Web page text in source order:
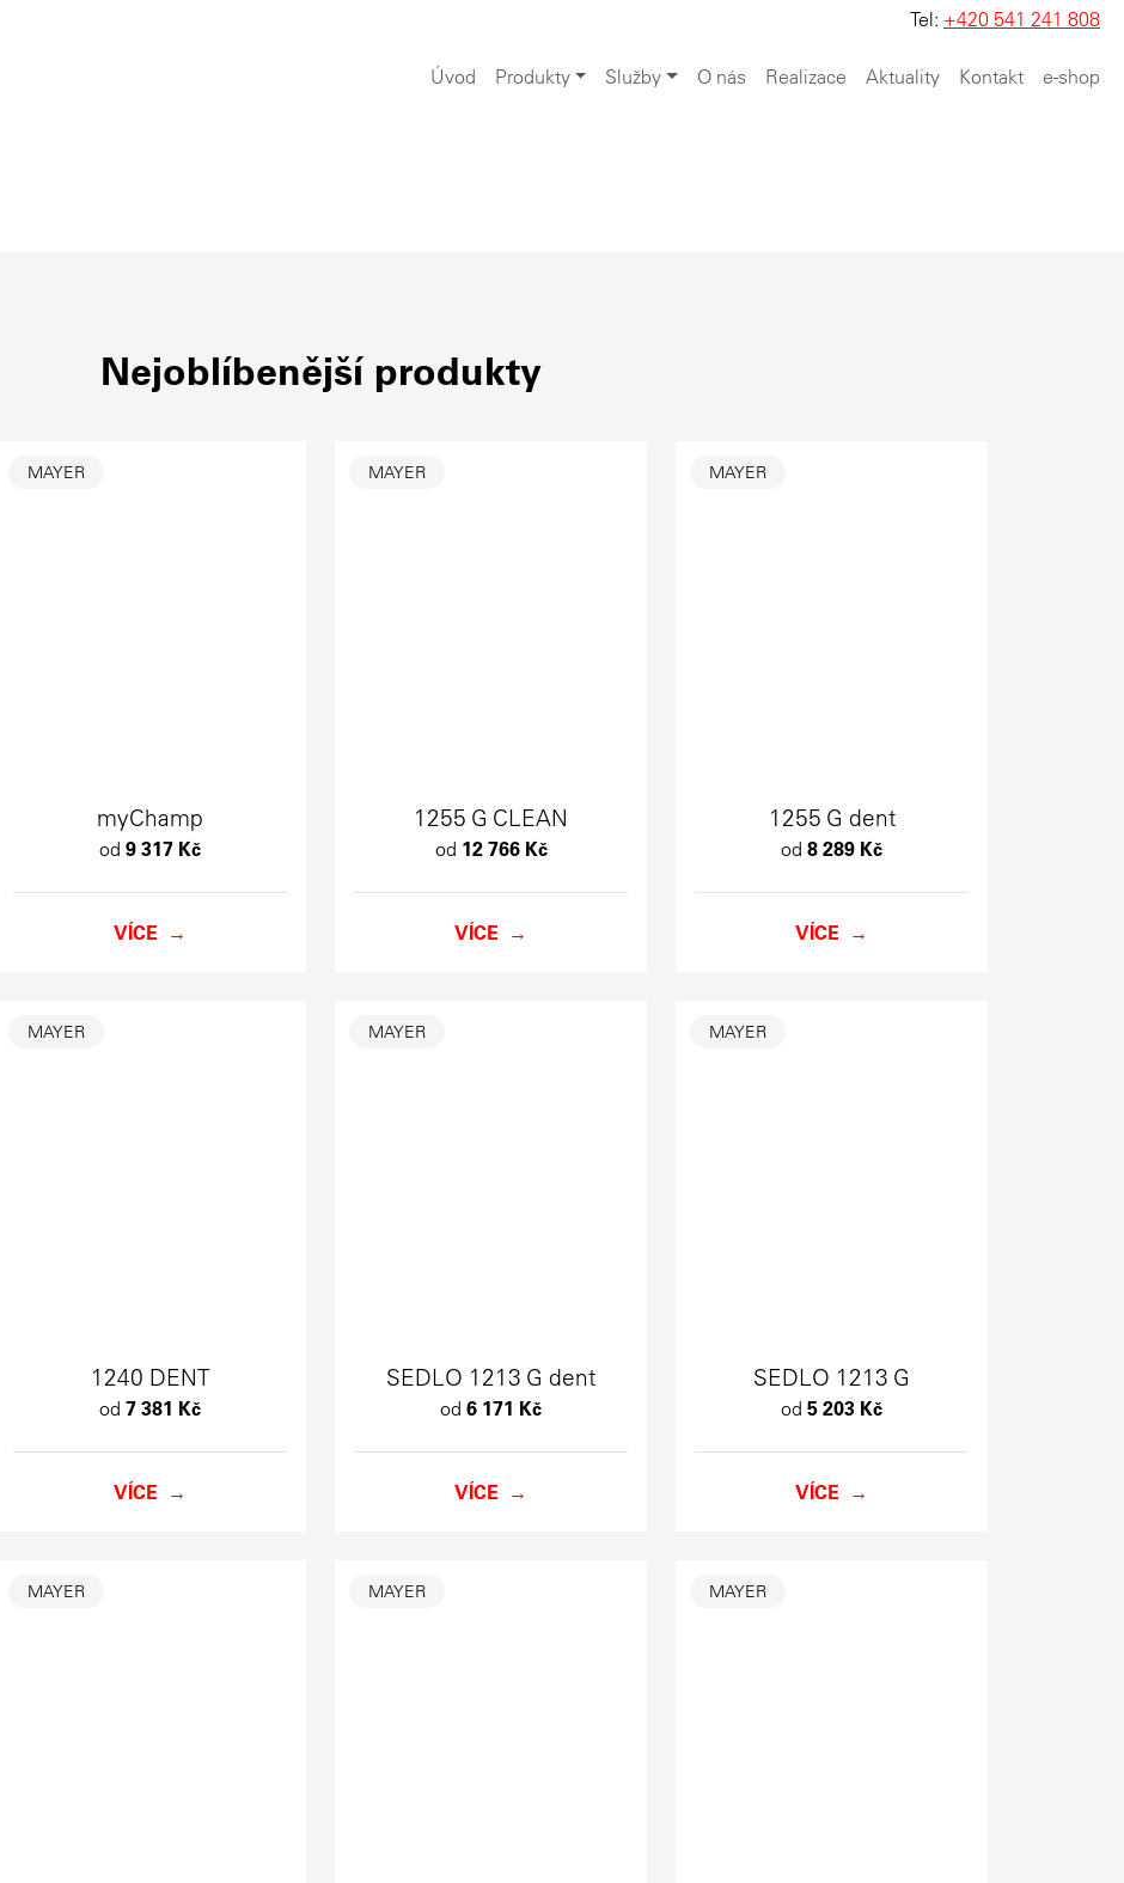
Tel: +420 541 241 808
Úvod Produkty Služby O nás Realizace Aktuality Kontakt e-shop
Nejoblíbenější produkty
MAYER
myChamp
od 9 317 Kč
VÍCE
MAYER
1255 G CLEAN
od 12 766 Kč
VÍCE
MAYER
1255 G dent
od 8 289 Kč
VÍCE
MAYER
1240 DENT
od 7 381 Kč
VÍCE
MAYER
SEDLO 1213 G dent
od 6 171 Kč
VÍCE
MAYER
SEDLO 1213 G
od 5 203 Kč
VÍCE
MAYER MAYER MAYER